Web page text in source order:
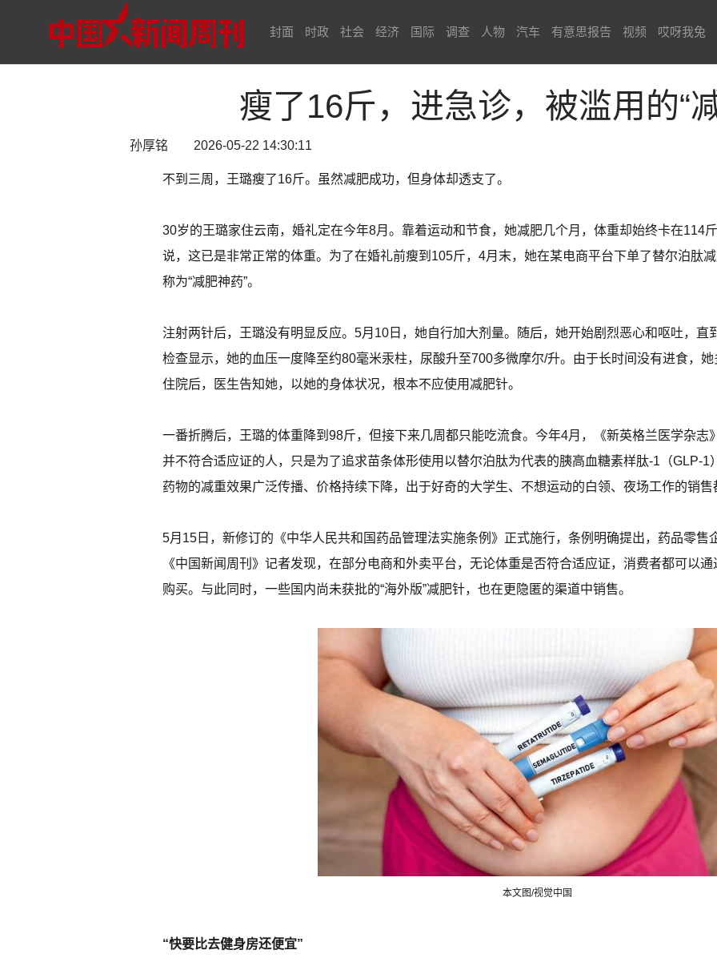
封面 时政 社会 经济 国际 调查 人物 汽车 有意思报告 视频 哎呀我兔
瘦了16斤，进急诊，被滥用的“
孙厚铭 2026-05-22 14:30:11
不到三周，王璐瘦了16斤。虽然减肥成功，但身体却透支了。
30岁的王璐家住云南，婚礼定在今年8月。靠着运动和节食，她减肥几个月，体重却始终卡在114
说，这已是非常正常的体重。为了在婚礼前瘦到105斤，4月末，她在某电商平台下单了替尔泊肽
称为“减肥神药”。
注射两针后，王璐没有明显反应。5月10日，她自行加大剂量。随后，她开始剧烈恶心和呕吐，直
检查显示，她的血压一度降至约80毫米汞柱，尿酸升至700多微摩尔/升。由于长时间没有进食，
住院后，医生告知她，以她的身体状况，根本不应使用减肥针。
一番折腾后，王璐的体重降到98斤，但接下来几周都只能吃流食。今年4月，《新英格兰医学杂志
并不符合适应证的人，只是为了追求苗条体形使用以替尔泊肽为代表的胰高血糖素样肽-1（GLP-1
药物的减重效果广泛传播、价格持续下降，出于好奇的大学生、不想运动的白领、夜场工作的销
5月15日，新修订的《中华人民共和国药品管理法实施条例》正式施行，条例明确提出，药品零售
《中国新闻周刊》记者发现，在部分电商和外卖平台，无论体重是否符合适应证，消费者都可以
购买。与此同时，一些国内尚未获批的“海外版”减肥针，也在更隐匿的渠道中销售。
本文图/视觉中国
“快要比去健身房还便宜”